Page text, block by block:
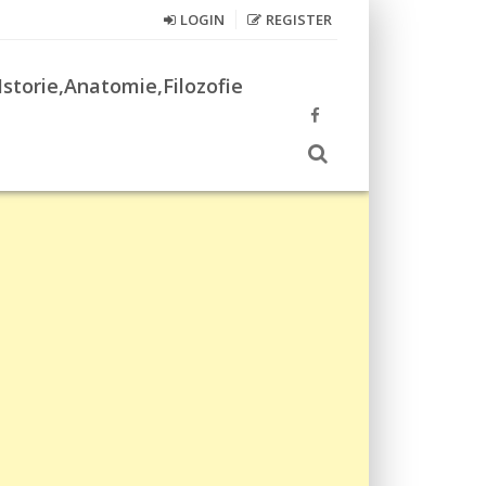
LOGIN REGISTER